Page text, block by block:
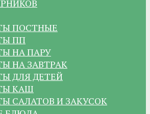
ПОСТНЫЕ
ПП
НА ПАРУ
НА ЗАВТРАК
ДЛЯ ДЕТЕЙ
КАШ
САЛАТОВ И ЗАКУСОК